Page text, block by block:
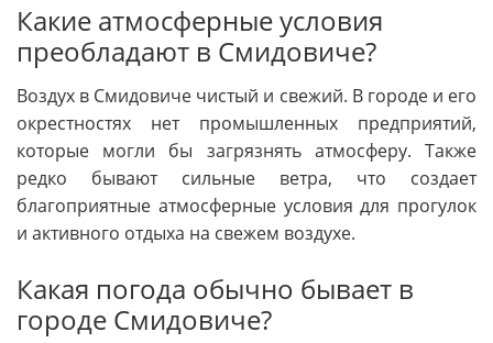
Какие атмосферные условия
преобладают в Смидовиче?
Воздух в Смидовиче чистый и свежий. В городе и его
окрестностях нет промышленных предприятий,
которые могли бы загрязнять атмосферу. Также
редко бывают сильные ветра, что создает
благоприятные атмосферные условия для прогулок
и активного отдыха на свежем воздухе.
Какая погода обычно бывает в
городе Смидовиче?